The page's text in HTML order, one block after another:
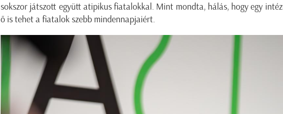
sokszor játszott együtt atipikus fiatalokkal. Mint mondta, hálás, hogy egy
ő is tehet a fiatalok szebb mindennapjaiért.